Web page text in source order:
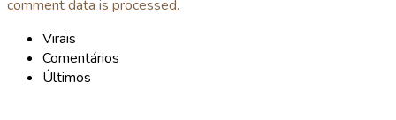
comment data is processed.
Virais
Comentários
Últimos